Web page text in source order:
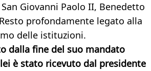
Giovanni Paolo II, Benedetto
profondamente legato alla
delle istituzioni.
dalla fine del suo mandato
è stato ricevuto dal presidente